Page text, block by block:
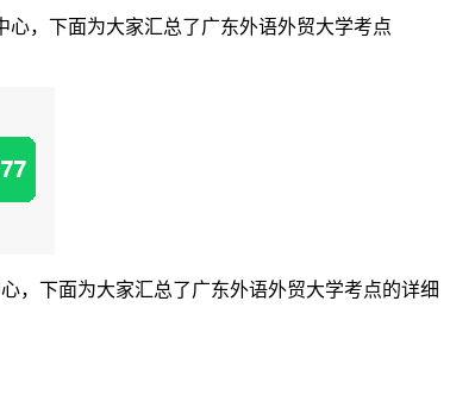
，下面为大家汇总了广东外语外贸大学考点
下面为大家汇总了广东外语外贸大学考点的详细